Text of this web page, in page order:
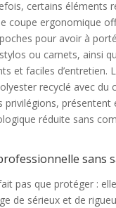
certains éléments
coupe ergonomique
pour avoir à
ou carnets, ainsi
et faciles d’entretien.
recyclé avec du
privilégions, présentent
réduite sans
sans
pas que protéger :
de sérieux et de